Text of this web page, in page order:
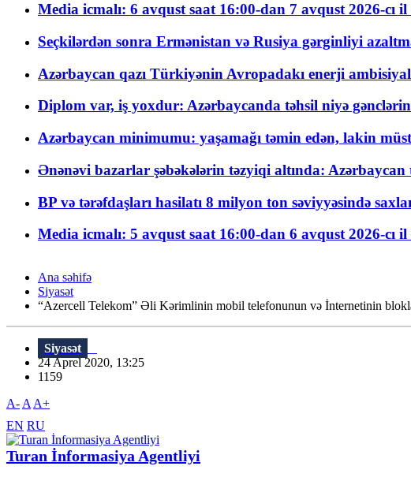
Media icmalı: 6 avqust saat 16:00-dan 7 avqust 2026-cı
Seçkilərdən sonra Ermənistan və Rusiya gərginliyi
Azərbaycan qazı Türkiyənin Avropadakı enerji
Diplom var, iş yoxdur: Azərbaycanda təhsil niyə
Azərbaycan minimumu: yaşamağı təmin edən, lakin
Ənənəvi bazarlar şəbəkələrin təzyiqi altında:
BP və tərəfdaşları hasilatı 8 milyon ton səviyyəsində
Media icmalı: 5 avqust saat 16:00-dan 6 avqust 2026-cı
Ana səhifə
Siyasət
“Azercell Telekom” Əli Kərimlinin mobil telefonunun və İnternetinin
Siyasət
24 Aprel 2020, 13:25
1159
A- A A+
EN RU
Turan İnformasiya Agentliyi